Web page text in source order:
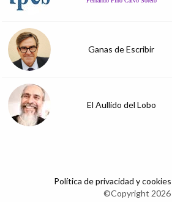
Ganas de Escribir
El Aullido del Lobo
Política de privacidad y cookies
©Copyright 2026